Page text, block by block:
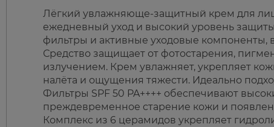
Лёгкий увлажняюще-защитный крем для
ежедневный уход и высокий уровень
фильтры и активные уходовые
Средство защищает от фотостарения,
излучением. Крем увлажняет, укрепляет
налёта и ощущения тяжести. Идеально
Фильтры SPF 50 PA++++ обеспечивают
преждевременное старение кожи и
Комплекс из 6 церамидов укрепляет